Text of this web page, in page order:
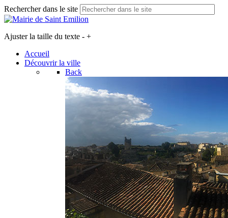
Rechercher dans le site
Ajuster la taille du texte - +
Accueil
Découvrir la ville
Back